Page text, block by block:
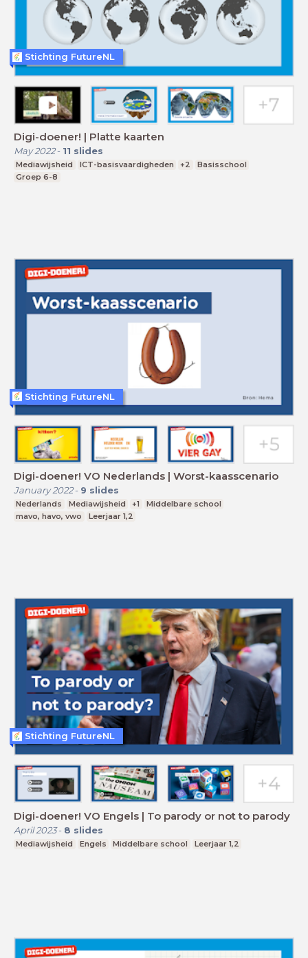
Digi-doener! | Platte kaarten
May 2022- 11 slides
Mediawijsheid ICT-basisvaardigheden +2
Basisschool
Groep 6-8
Stichting FutureNL
Digi-doener! VO Nederlands | Worst-kaasscenario
January 2022- 9 slides
Nederlands Mediawijsheid +1
Middelbare school
mavo, havo, vwo
Leerjaar 1,2
Stichting FutureNL
Digi-doener! VO Engels | To parody or not to parody
April 2023- 8 slides
Mediawijsheid Engels Middelbare school Leerjaar 1,2
Stichting FutureNL